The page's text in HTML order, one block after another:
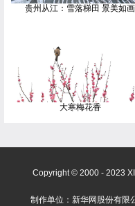
贵州从江：雪落梯田 景美如画
大寒梅花香
Copyright © 2000 - 2023
制作单位：新华网股份有